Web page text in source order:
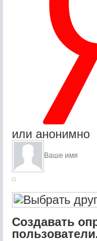
или анонимно
Создавать